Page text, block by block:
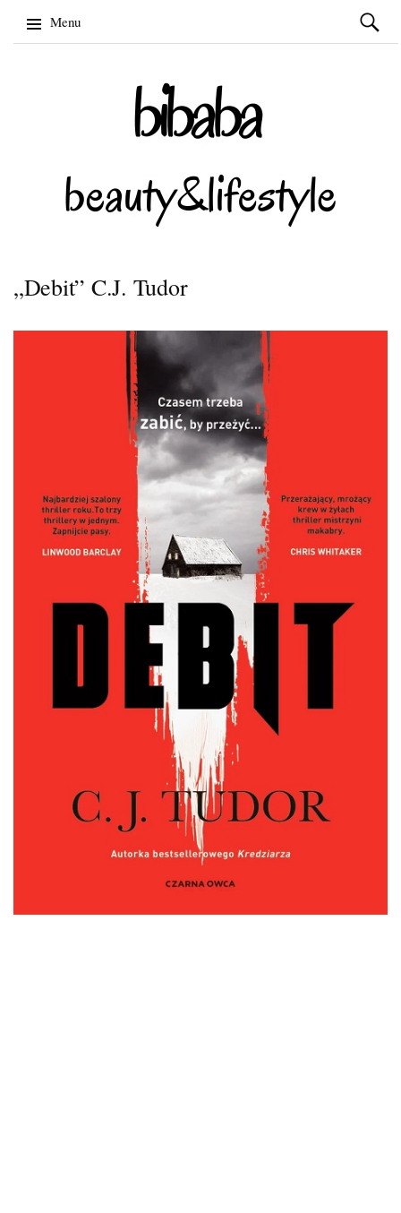
Menu
Szukaj:
„Debit” C.J. Tudor